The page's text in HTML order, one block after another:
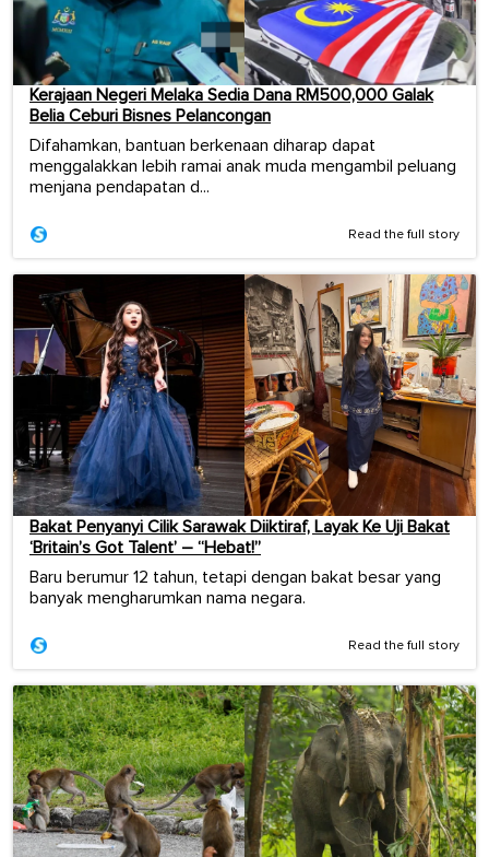
Kerajaan Negeri Melaka Sedia Dana RM500,000 Galak
Belia Ceburi Bisnes Pelancongan
Difahamkan, bantuan berkenaan diharap dapat
menggalakkan lebih ramai anak muda mengambil peluang
menjana pendapatan d...
Read the full story
Bakat Penyanyi Cilik Sarawak Diiktiraf, Layak Ke Uji Bakat
‘Britain’s Got Talent’ – “Hebat!”
Baru berumur 12 tahun, tetapi dengan bakat besar yang
banyak mengharumkan nama negara.
Read the full story